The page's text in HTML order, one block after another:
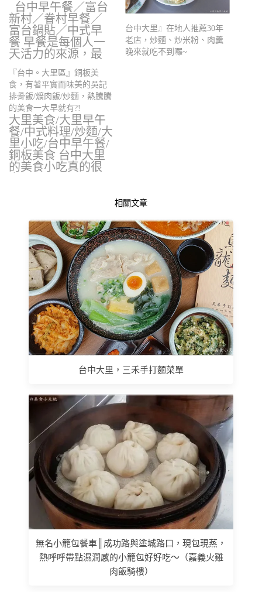
台中早午餐／富台
新村／眷村早餐／
富台鍋貼／中式早
餐 早餐是每個人一
天活力的來源，最
近看…
台中大里』在地人推薦30年
老店，炒麵、炒米粉、肉羹
晚來就吃不到囉~
『台中。大里區』銅板美
食，有著平實而味美的吳記
排骨飯/爌肉飯/炒麵，熱騰騰
的美食一大早就有?!
大里美食/大里早午
餐/中式料理/炒麵/大
里小吃/台中早午餐/
銅板美食 台中大里
的美食小吃真的很
相關文章
台中大里，三禾手打麵菜單
無名小籠包餐車║成功路與塗城路口，現包現蒸，
熱呼呼帶點濕潤感的小籠包好好吃～（嘉義火雞
肉飯騎樓）